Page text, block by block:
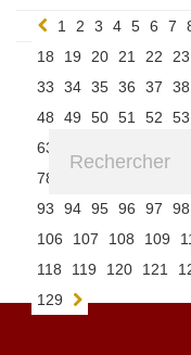
1 2 3 4 5 6 7
18
19 20 21 22 23
33
34 35 36 37 38
48
49 50 51 52 53
63
78
93
94 95 96 97 98
106
107 108 109
118
119 120 121
129